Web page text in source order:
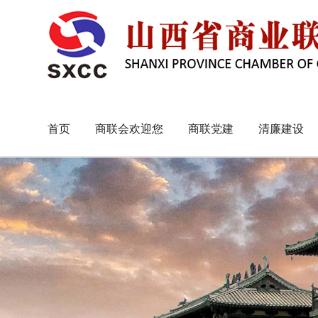
首页 商联会欢迎您 商联党建 清廉建设